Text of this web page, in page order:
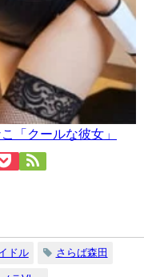
「クールな彼女」
ドル さらば森田